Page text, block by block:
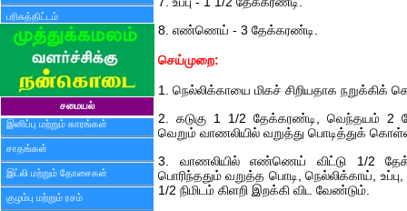
பரிசுத்திட்டம்
சமையல்
இனிப்பு மற்றும் காரங்கள்
சாதங்கள்
இட்லி மற்றும் தோசைகள்
குழம்பு மற்றும் ரசம்
8. எண்ணெய் - 3 தேக்கரண்டி.
செய்முறை:
1. நெல்லிக்காயை மிகச் சிறியதாக
2. கடுகு 1 1/2 தேக்கரண்டி, வெந்தயம் 2
வெறும் வாணலியில் வறுத்து பொடித்துக்
3. வாணலியில் எண்ணெய் விட்டு 1/2
பொரிந்ததும் வறுத்த பொடி, நெல்லிக்காய்,
1/2 நிமிடம் கிளறி இறக்கி விட வேண்டும்.